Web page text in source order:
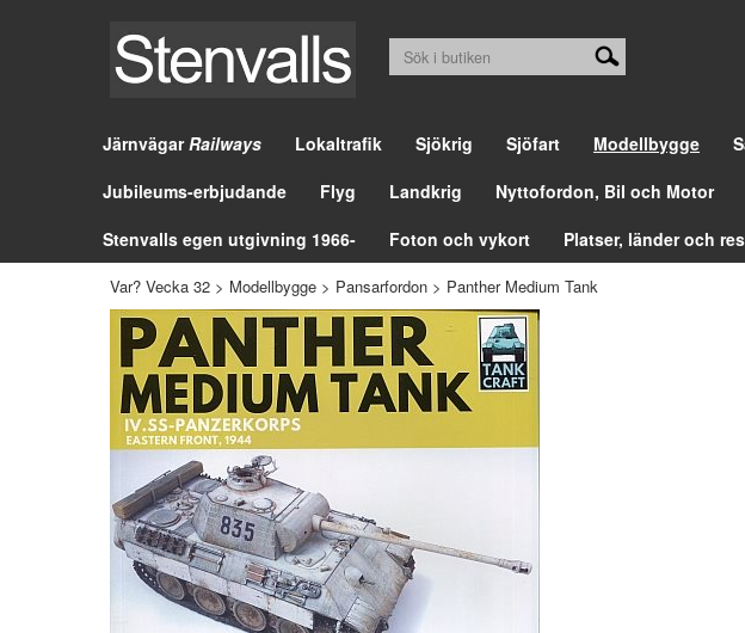
JärnvägarRailways Lokaltrafik Sjökrig Sjöfart Modellbygge
Jubileums-erbjudande
Flyg Landkrig Nyttofordon, Bil och Motor
Stenvalls egen utgivning 1966-
Foton och vykort Platser, länder och
Var? Vecka 32 > Modellbygge > Pansarfordon > Panther Medium Tank